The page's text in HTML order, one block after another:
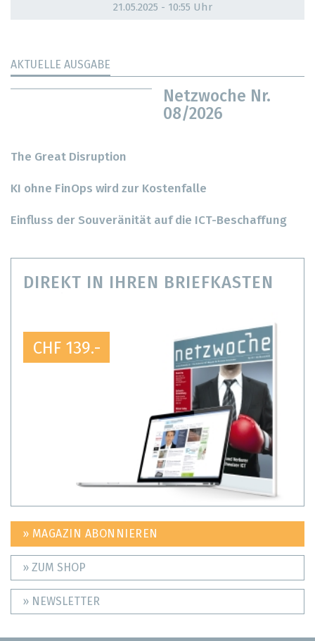
21.05.2025 - 10:55 Uhr
AKTUELLE AUSGABE
Netzwoche Nr.
08/2026
The Great Disruption
KI ohne FinOps wird zur Kostenfalle
Einfluss der Souveränität auf die ICT-Beschaffung
DIREKT IN IHREN BRIEFKASTEN
CHF 139.-
» MAGAZIN ABONNIEREN
» ZUM SHOP
» NEWSLETTER